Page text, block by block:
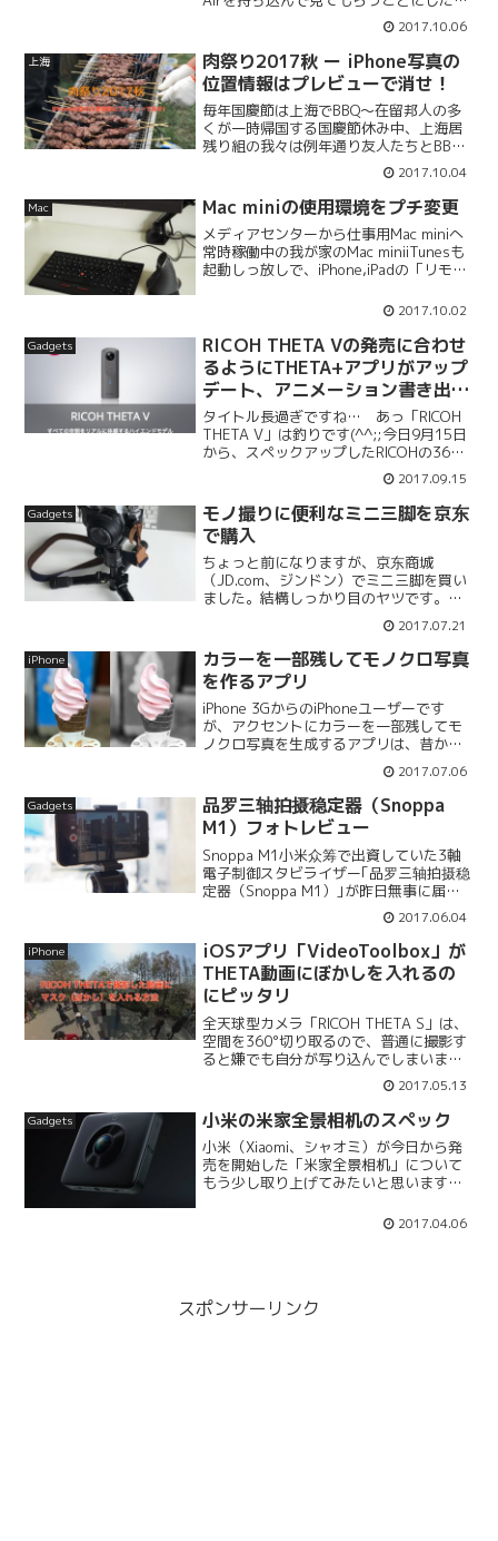
けですが…国慶節中のジーニアスバーは
意外と空いてた？休日なので混んでいる
かなと思ったら意外と空いていました
（午後か...
2017.10.06
上海
肉祭り2017秋 ー iPhone写真の
位置情報はプレビューで消せ！
毎年国慶節は上海でBBQ〜在留邦人の多
くが一時帰国する国慶節休み中、上海居
残り組の我々は例年通り友人たちとBBQ
を行いました。 毎年肉の量そして質が
アップしています。また次に期待！
iPhone写真のジオタグを削除するさて、
iPhoneで撮影...
2017.10.04
Mac Mac miniの使用環境をプチ変更
メディアセンターから仕事用Mac miniへ
常時稼働中の我が家のMac miniiTunesも
起動しっ放しで、iPhone,iPadの「リモー
ーカルライブラリ内の楽曲を再生すると
いう贅沢な使い方をしていま...
2017.10.02
Gadgets
RICOH THETA Vの発売に合わせ
るようにTHETA+アプリがアップ
デート、アニメーション書き出し
が面白い
タイトル長過ぎですね… あっ「RICOH
THETA V」は釣りです(^^;;今日9月15日
から、スペックアップしたRICOHの360°
全天球カメラ「THETA V」が発売されて
います。 それに合わせるようにし
て、各種関連アプリもアップ...
2017.09.15
Gadgets
モノ撮りに便利なミニ三脚を京东
で購入
ちょっと前になりますが、京东商城
（JD.com、ジンドン）でミニ三脚を買い
ました。結構しっかり目のヤツです。ス
マホを挟むホルダーもおまけで付いてい
ました。三脚の類はそれなりに幾つか持
っているのですが、低いアングルでカメ
ラを安定して固定できる...
2017.07.21
iPhone
カラーを一部残してモノクロ写真
を作るアプリ
iPhone 3GからのiPhoneユーザーです
が、アクセントにカラーを一部残してモ
ノクロ写真を生成するアプリは、昔から
App Storeに存在していた記憶がありま
す。この手のアプリが急に気になり出し
て、取り敢えず2017年の時点で、無料
で...
2017.07.06
Gadgets
品罗三轴拍摄稳定器（Snoppa
M1）フォトレビュー
Snoppa M1小米众筹で出資していた3軸
電子制御スタビライザー｢品罗三轴拍摄稳
定器（Snoppa M1）｣が昨日無事に届き
ました。"品罗三轴拍摄稳定器” だとあま
り見てもらえないと思うので（笑）、以
下 “Snoppa M1” で統一しま...
2017.06.04
iPhone
iOSアプリ「VideoToolbox」が
THETA動画にぼかしを入れるの
にピッタリ
全天球型カメラ「RICOH THETA S」は、
空間を360°切り取るので、普通に撮影す
ると嫌でも自分が写り込んでしまいま
す。THETA Sの動画にぼかしかけたい専
用アプリでは動画にぼかしをかけられな
い静止画なら、専用の「THETA S」ア...
2017.05.13
Gadgets 小米の米家全景相机のスペック
小米（Xiaomi、シャオミ）が今日から発
売を開始した「米家全景相机」について
もう少し取り上げてみたいと思います。
S」と、ハードウェアの主要スペックだけ
を比較してみました。やはり静止画・動
2017.04.06
スポンサーリンク